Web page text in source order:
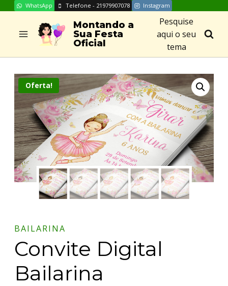
Skip
content
WhatsApp Telefone - 21979907078 Instagram
Montando a
Sua Festa
Oficial
Pesquise
aqui o seu
tema
Oferta!
BAILARINA
Convite Digital
Bailarina